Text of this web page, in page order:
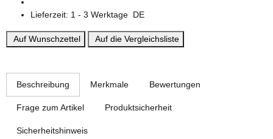
Lieferzeit: 1 - 3 Werktage DE
Auf Wunschzettel Auf die Vergleichsliste
Beschreibung Merkmale Bewertungen
Frage zum Artikel Produktsicherheit
Sicherheitshinweis